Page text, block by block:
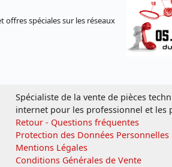
offres spéciales sur les réseaux
Spécialiste de la vente de pièces
internet pour les professionnel et les
Retour - Questions fréquentes
Protection des Données Personnelles
Mentions Légales
Conditions Générales de Vente